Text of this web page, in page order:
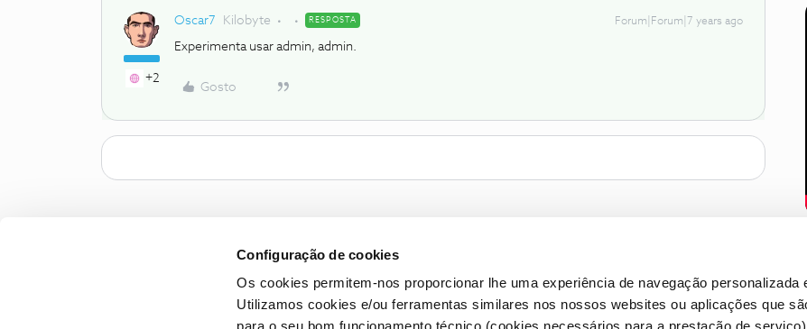
Configuração de cookies
Os cookies permitem-nos proporcionar lhe uma experiência de navegação personalizada
Utilizamos cookies e/ou ferramentas similares nos nossos websites ou aplicações que
+2
Oscar7 Kilobyte RESPOSTA Forum|Forum|7 years ago
Experimenta usar admin, admin.
Gosto